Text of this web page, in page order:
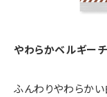
やわらかベルギー
ふんわりやわらか